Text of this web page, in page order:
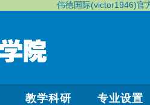
伟德国际(victor1946)官
教学科研 专业设置